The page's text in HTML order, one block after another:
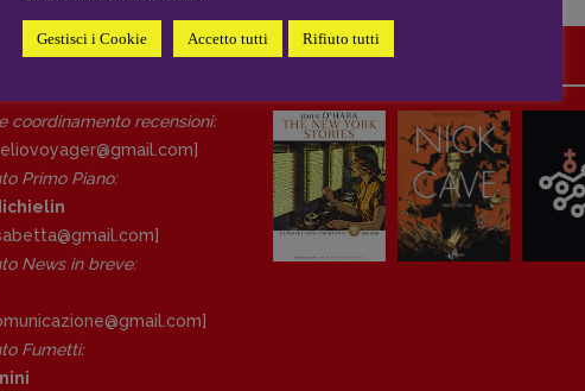
Elisabetta Michielin
[michielin.elisabetta@gmail.com]
Anna da Re
[anna.dare.comunicazione@gmail.
com]
Coordinamento Fumetti:
[fabio.malagnini@gmail.com]
Coordinamento Pulp for kids e
Valentina Marcoli
coordinamento recensioni:
Primo Piano:
News in breve:
com]
Fumetti:
DAL NOSTRO ARCHIVIO
Gestisci i Cookie Accetto tutti Rifiuto tutti